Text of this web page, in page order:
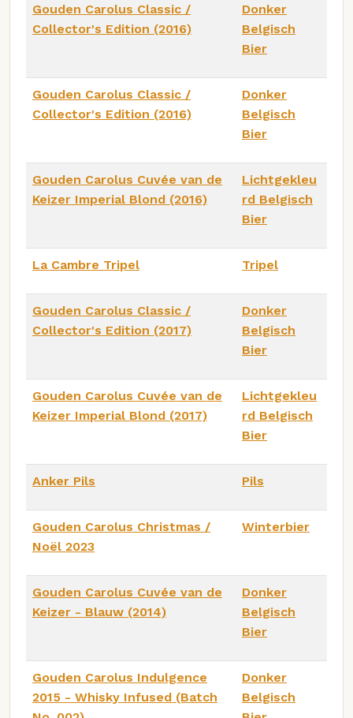
Gouden Carolus Classic /
Collector's Edition (2016)
Donker
Belgisch
Bier
Gouden Carolus Classic /
Collector's Edition (2016)
Donker
Belgisch
Bier
Gouden Carolus Cuvée van de
Keizer Imperial Blond (2016)
Lichtgekleu
rd Belgisch
Bier
La Cambre Tripel Tripel
Gouden Carolus Classic /
Collector's Edition (2017)
Donker
Belgisch
Bier
Gouden Carolus Cuvée van de
Keizer Imperial Blond (2017)
Lichtgekleu
rd Belgisch
Bier
Anker Pils Pils
Gouden Carolus Christmas /
Noël 2023
Winterbier
Gouden Carolus Cuvée van de
Keizer - Blauw (2014)
Donker
Belgisch
Bier
Gouden Carolus Indulgence
2015 - Whisky Infused (Batch
Donker
Belgisch